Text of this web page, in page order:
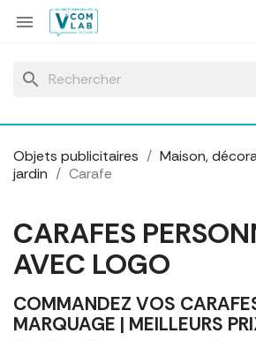

search
Objets publicitaires
Maison,
jardin
Carafe
CARAFES
AVEC LOGO
COMMANDEZ VOS
MARQUAGE | MEILLEURS
Panneau de gestion des cookies